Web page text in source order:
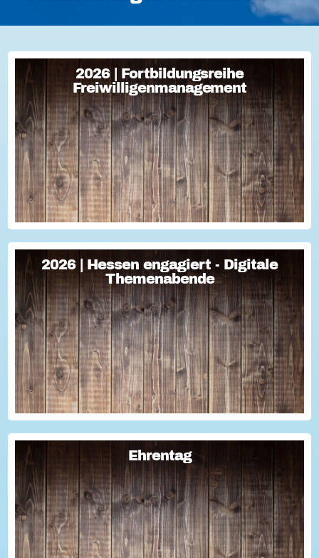
2026 | Fortbildungsreihe
Freiwilligenmanagement
2026 | Fortbildungsreihe
Freiwilligenmanagement
Freiwilligenmanagement Kompakt Strategisches
Freiwilligenmanagement und praktische Umsetzung Im Fokus
Teil 1 Für Engagement begeistern: Freiwillige gewinnen Im
Fokus Teil 2 Eine Frage der H...
2026 | Hessen engagiert - Digitale
Themenabende
2026 | Hessen engagiert - Digitale
Themenabende
Sie haben Fragen zum Thema "Versicherung im Ehrenamt"?
Oder wollten schon immer mal lernen, wie man Engagement-
Geschichten für die Öffentlichkeitsarbeit des Vereins
nutzen kann? Dann haben wir da was!...
Ehrentag
Ehrentag
Macht den Ehrentag mit eurer Aktion zu eurem "hessischen
Ehrentag"...